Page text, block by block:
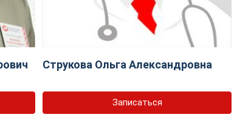
Струкова Ольга Александровна
Записаться